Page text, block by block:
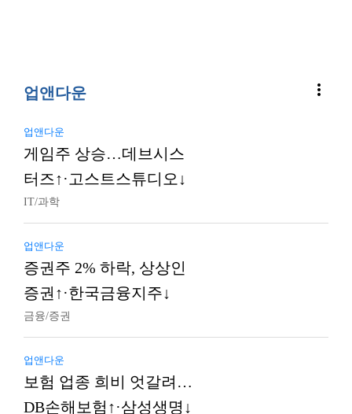
업앤다운 more_vert
업앤다운
게임주 상승…데브시스
터즈↑·고스트스튜디오↓
IT/과학
업앤다운
증권주 2% 하락, 상상인
증권↑·한국금융지주↓
금융/증권
업앤다운
보험 업종 희비 엇갈려…
DB손해보험↑·삼성생명↓